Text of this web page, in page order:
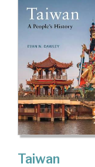
Taiwan